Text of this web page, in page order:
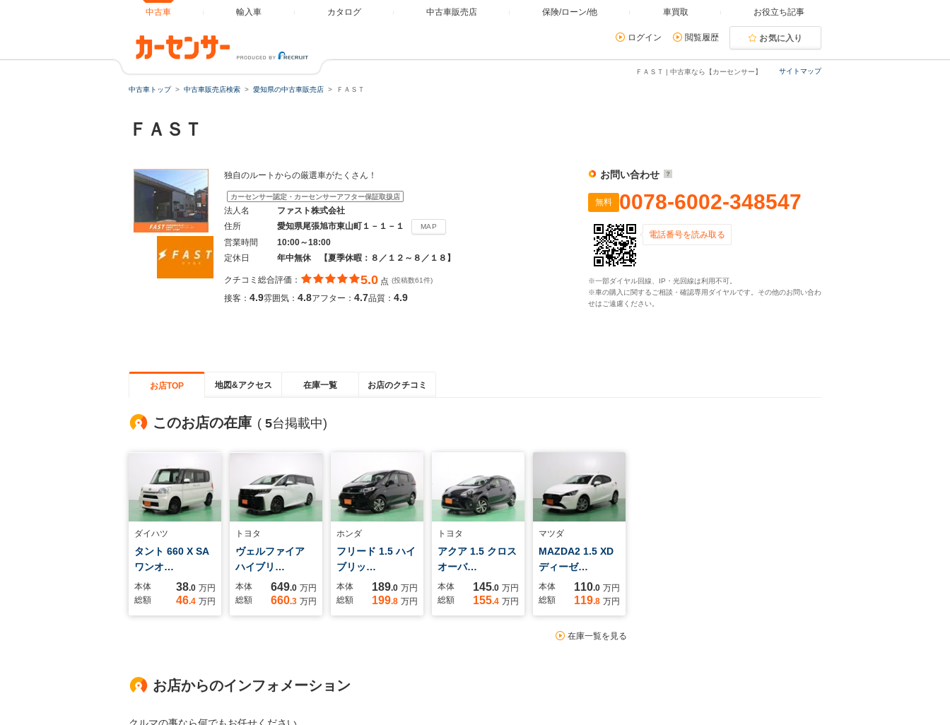
中古車 輸入車 カタログ 中古車販売店 保険/ローン/他 車買取 お役立ち記事
ログイン 閲覧履歴 お気に入り
サイトマップ
ＦＡＳＴ | 中古車なら【カーセンサー】
中古車トップ 中古車販売店検索 愛知県の中古車販売店 ＦＡＳＴ
ＦＡＳＴ
独自のルートからの厳選車がたくさん！
カーセンサー認定・カーセンサーアフター保証取扱店
法人名
ファスト株式会社
住所
愛知県尾張旭市東山町１－１－１ MAP
営業時間
10:00～18:00
定休日
年中無休 【夏季休暇：８／１２～８／１８】
クチコミ総合評価： 5.0 点 (投稿数61件)
接客： 4.9雰囲気： 4.8アフター： 4.7品質： 4.9
お問い合わせ
無料 0078-6002-348547
電話番号を読み取る
※一部ダイヤル回線、IP・光回線は利用不可。
※車の購入に関するご相談・確認専用ダイヤルです。その他のお問い合わ
せはご遠慮ください。
お店TOP 地図&アクセス 在庫一覧 お店のクチコミ
このお店の在庫 ( 5台掲載中)
ダイハツ
タント 660 X SA
ワンオ…
本体 38.0 万円
総額
46.4 万円
トヨタ
ヴェルファイア
ハイブリ…
本体 649.0 万円
総額
660.3 万円
ホンダ
フリード 1.5 ハイ
ブリッ…
本体 189.0 万円
総額
199.8 万円
トヨタ
アクア 1.5 クロス
オーバ…
本体 145.0 万円
総額
155.4 万円
マツダ
MAZDA2 1.5 XD
ディーゼ…
本体 110.0 万円
総額
119.8 万円
在庫一覧を見る
お店からのインフォメーション